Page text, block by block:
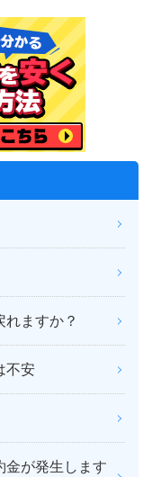
ますか？
不安
金が発生します